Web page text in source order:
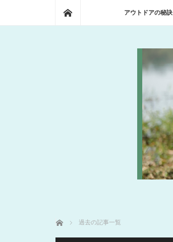
アウトドアの秘訣
ホーム 過去の記事一覧